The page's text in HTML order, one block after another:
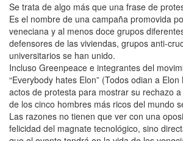
Se trata de algo más que una frase de
Es el nombre de una campaña promovida
veneciana y al menos doce grupos
defensores de las viviendas, grupos anti-
universitarios se han unido.
Incluso Greenpeace e integrantes del
“Everybody hates Elon” (Todos odian a
actos de protesta para mostrar su rechazo
de los cinco hombres más ricos del mundo
Las razones no tienen que ver con una
felicidad del magnate tecnológico, sino